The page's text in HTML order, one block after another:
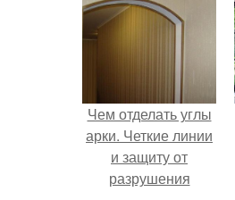
Чем отделать углы
арки. Четкие линии
и защиту от
разрушения